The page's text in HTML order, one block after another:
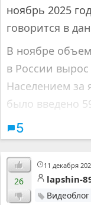
ноябрь 2025
говорится в
В ноябре
в России
Населением за
было введено
5
11 декабря
26 lapshin-
Видеоблог